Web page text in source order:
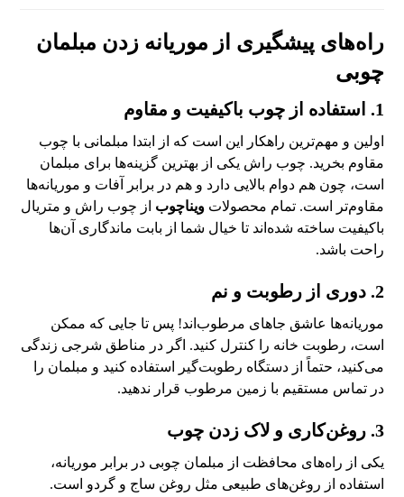
راه‌های پیشگیری از موریانه زدن مبلمان
چوبی
1. استفاده از چوب باکیفیت و مقاوم
اولین و مهم‌ترین راهکار این است که از ابتدا مبلمانی با چوب
مقاوم بخرید. چوب راش یکی از بهترین گزینه‌ها برای مبلمان
است، چون هم دوام بالایی دارد و هم در برابر آفات و موریانه‌ها
مقاوم‌تر است. تمام محصولات ویناچوب از چوب راش و متریال
باکیفیت ساخته شده‌اند تا خیال شما از بابت ماندگاری آن‌ها
راحت باشد.
2. دوری از رطوبت و نم
موریانه‌ها عاشق جاهای مرطوب‌اند! پس تا جایی که ممکن
است، رطوبت خانه را کنترل کنید. اگر در مناطق شرجی زندگی
می‌کنید، حتماً از دستگاه رطوبت‌گیر استفاده کنید و مبلمان را
در تماس مستقیم با زمین مرطوب قرار ندهید.
3. روغن‌کاری و لاک زدن چوب
یکی از راه‌های محافظت از مبلمان چوبی در برابر موریانه،
استفاده از روغن‌های طبیعی مثل روغن ساج و گردو است.